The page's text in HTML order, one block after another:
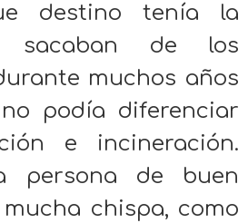
destino tenía la
sacaban de los
muchos años
podía diferenciar
e incineración.
persona de buen
chispa, como